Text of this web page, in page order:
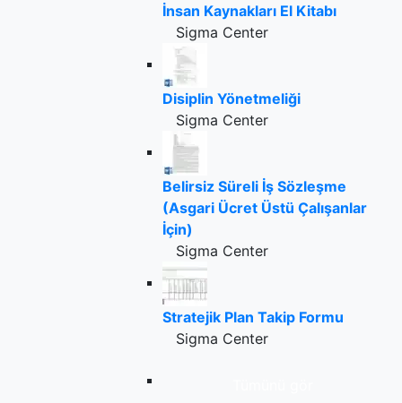
İnsan Kaynakları El Kitabı
Sigma Center
Disiplin Yönetmeliği
Sigma Center
Belirsiz Süreli İş Sözleşme
(Asgari Ücret Üstü Çalışanlar
İçin)
Sigma Center
Stratejik Plan Takip Formu
Sigma Center